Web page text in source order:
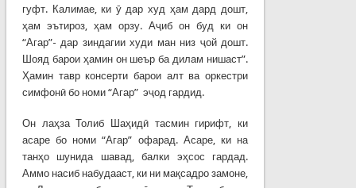
гуфт. Калимае, ки ӯ дар худ ҳам дард дошт,
ҳам эътироз, ҳам орзу. Аҷиб он буд ки он
“Агар”- дар зиндагии худи ман низ ҷой дошт.
Шояд барои ҳамин он шеър ба дилам нишаст”.
Ҳамин тавр консерти барои алт ва оркестри
симфонӣ бо номи “Агар” эҷод гардид.
Он лаҳза Толиб Шаҳидӣ тасмин гирифт, ки
асаре бо номи “Агар” офарад. Асаре, ки на
танҳо шунида шавад, балки эҳсос гардад.
Аммо насиб набудааст, ки ни мақсадро замоне,